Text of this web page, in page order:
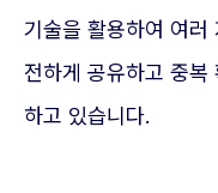
기술을 활용하여 여러
전하게 공유하고 중복
하고 있습니다.